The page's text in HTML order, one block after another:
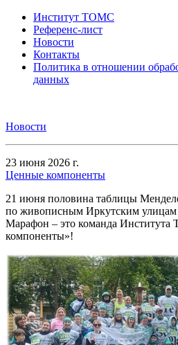
Институт ТОМС
Референс-лист
Новости
Контакты
Политика в отношении
данных
Новости
23 июня 2026 г.
Ценные компоненты
21 июня половина таблицы
по живописным Иркутским улицам
Марафон – это команда
компоненты»!